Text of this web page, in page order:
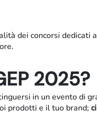
dei concorsi dedicati
2025?
in un evento di
prodotti e il tuo brand;